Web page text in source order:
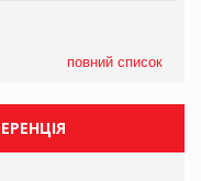
повний список